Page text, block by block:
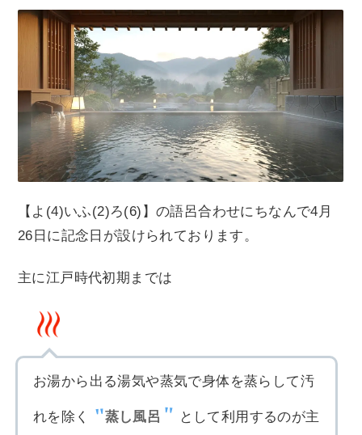
【よ(4)いふ(2)ろ(6)】の語呂合わせにちなんで4月
26日に記念日が設けられております。
主に江戸時代初期までは
お湯から出る湯気や蒸気で身体を蒸らして汚
れを除く 蒸し風呂
として利用するのが主